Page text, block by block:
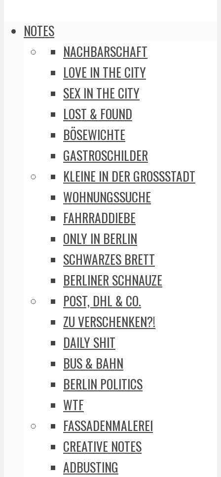
NOTES
NACHBARSCHAFT
LOVE IN THE CITY
SEX IN THE CITY
LOST & FOUND
BÖSEWICHTE
GASTROSCHILDER
KLEINE IN DER GROSSSTADT
WOHNUNGSSUCHE
FAHRRADDIEBE
ONLY IN BERLIN
SCHWARZES BRETT
BERLINER SCHNAUZE
POST, DHL & CO.
ZU VERSCHENKEN?!
DAILY SHIT
BUS & BAHN
BERLIN POLITICS
WTF
FASSADENMALEREI
CREATIVE NOTES
ADBUSTING